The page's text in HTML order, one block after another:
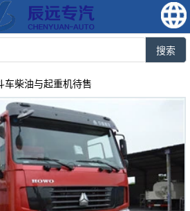
搜索
车柴油与起重机待售